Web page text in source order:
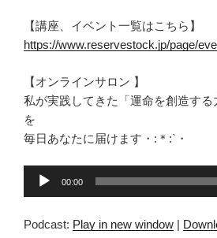
【講座、イベント一覧はこちら】
https://www.reservestock.jp/page/
【オンラインサロン 】
私が実践してきた「運命を創造する
を
毎日あなたに届けます・:＊:`・
レ
00:00
Podcast: Play in new window |